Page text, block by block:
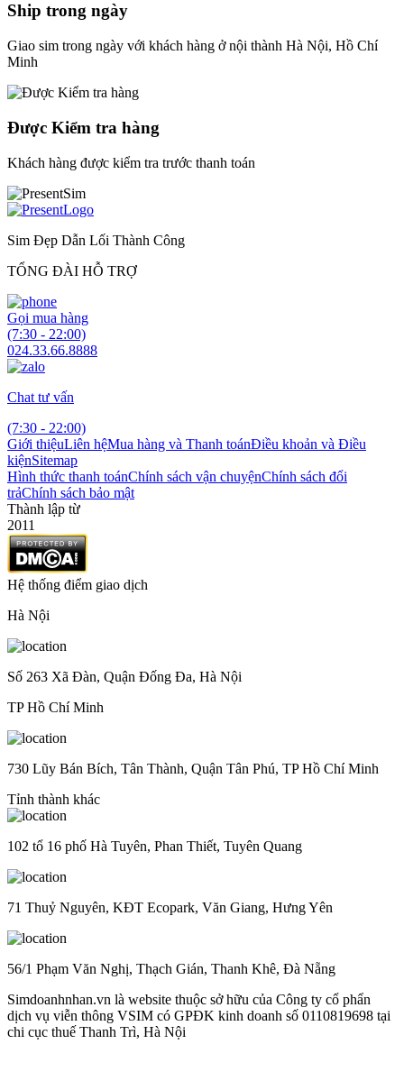
Ship trong ngày
Giao sim trong ngày với khách hàng ở nội thành Hà Nội, Hồ Chí
Minh
Được Kiểm tra hàng
Khách hàng được kiểm tra trước thanh toán
Sim Đẹp Dẫn Lối Thành Công
TỔNG ĐÀI HỖ TRỢ
Gọi mua hàng
(7:30 - 22:00)
024.33.66.8888
Chat tư vấn
(7:30 - 22:00)
Giới thiệuLiên hệMua hàng và Thanh toánĐiều khoản và Điều
kiệnSitemap
Hình thức thanh toánChính sách vận chuyệnChính sách đổi
trảChính sách bảo mật
Thành lập từ
2011
Hệ thống điểm giao dịch
Hà Nội
Số 263 Xã Đàn, Quận Đống Đa, Hà Nội
TP Hồ Chí Minh
730 Lũy Bán Bích, Tân Thành, Quận Tân Phú, TP Hồ Chí Minh
Tỉnh thành khác
102 tổ 16 phố Hà Tuyên, Phan Thiết, Tuyên Quang
71 Thuỷ Nguyên, KĐT Ecopark, Văn Giang, Hưng Yên
56/1 Phạm Văn Nghị, Thạch Gián, Thanh Khê, Đà Nẵng
Simdoanhnhan.vn là website thuộc sở hữu của Công ty cổ phẩn
dịch vụ viễn thông VSIM có GPĐK kinh doanh số 0110819698 tại
chi cục thuế Thanh Trì, Hà Nội